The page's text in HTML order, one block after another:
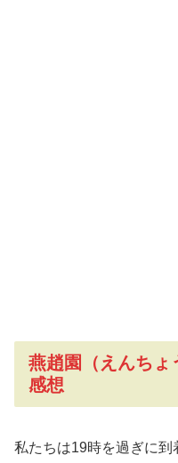
燕趙園（えんちょ
感想
私たちは19時を過ぎに到